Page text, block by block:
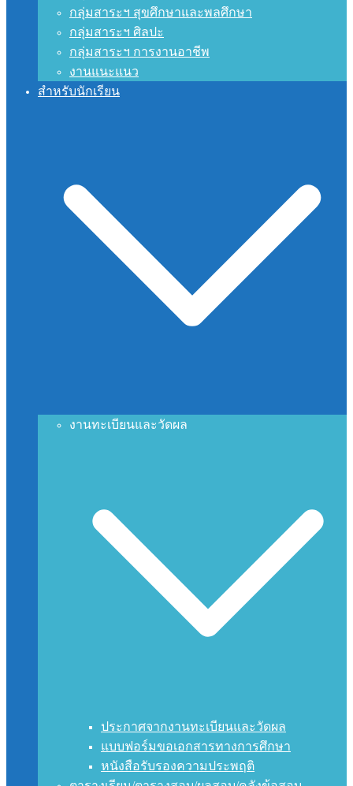
กลุ่มสาระฯ สุขศึกษาและพลศึกษา
กลุ่มสาระฯ ศิลปะ
กลุ่มสาระฯ การงานอาชีพ
งานแนะแนว
สำหรับนักเรียน
งานทะเบียนและวัดผล
ประกาศจากงานทะเบียนและวัดผล
แบบฟอร์มขอเอกสารทางการศึกษา
หนังสือรับรองความประพฤติ